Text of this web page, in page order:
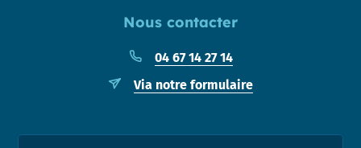
Nous contacter
04 67 14 27 14
Via notre formulaire